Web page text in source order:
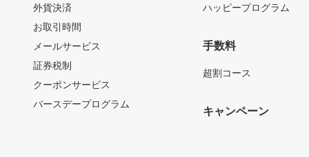
外貨決済
お取引時間
メールサービス
証券税制
クーポンサービス
バースデープログラム
ハッピープログラム
手数料
超割コース
キャンペーン